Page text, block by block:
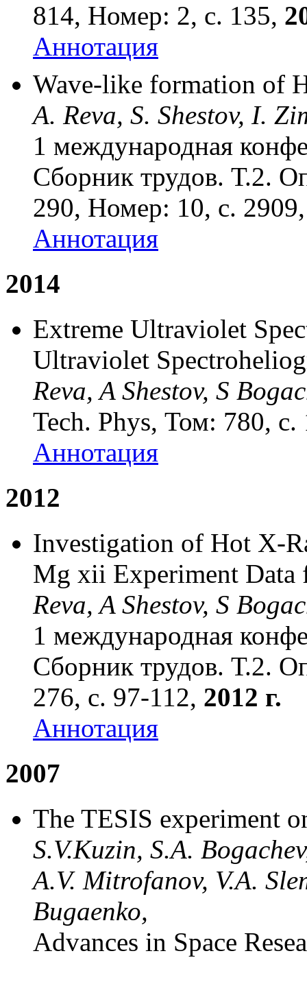
814, Номер: 2, с. 135,
Аннотация
Wave-like formation of
A. Reva, S. Shestov, I.
1 международная
Сборник трудов. Т.2.
290, Номер: 10, с.
Аннотация
2014
Extreme Ultraviolet
Ultraviolet
Reva, A Shestov, S
Tech. Phys, Том: 780,
Аннотация
2012
Investigation of Hot X-
Mg xii Experiment
Reva, A Shestov, S
1 международная
Сборник трудов. Т.2.
276, с. 97-112, 2012 г.
Аннотация
2007
The TESIS experiment
S.V.Kuzin, S.A.
A.V. Mitrofanov, V.A.
Bugaenko,
Advances in Space